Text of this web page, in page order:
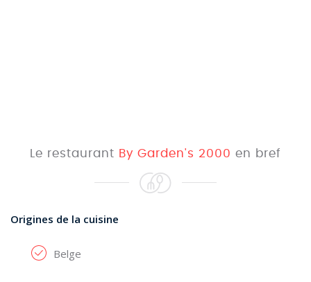
Le restaurant By Garden's 2000 en bref
Origines de la cuisine
Belge